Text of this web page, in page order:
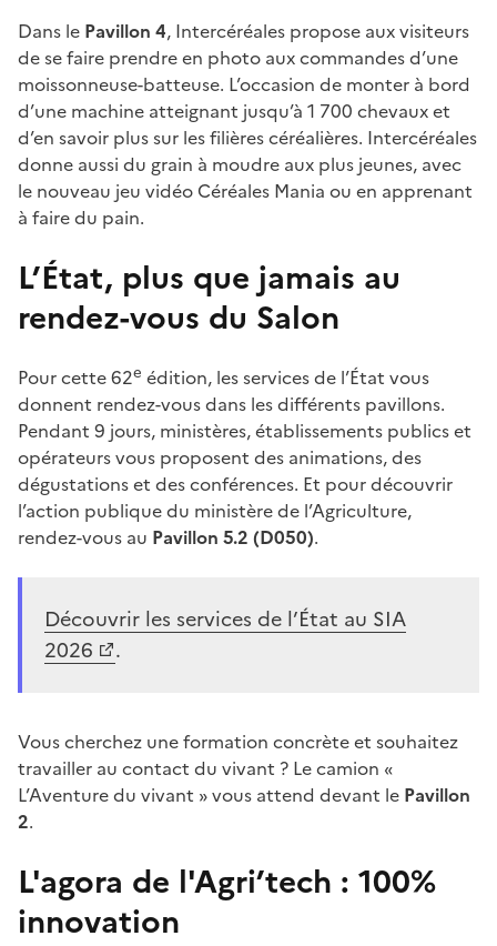
Dans le Pavillon 4, Intercéréales propose aux visiteurs
de se faire prendre en photo aux commandes d’une
moissonneuse-batteuse. L’occasion de monter à bord
d’une machine atteignant jusqu’à 1 700 chevaux et
d’en savoir plus sur les filières céréalières. Intercéréales
donne aussi du grain à moudre aux plus jeunes, avec
le nouveau jeu vidéo Céréales Mania ou en apprenant
à faire du pain.
L’État, plus que jamais au
rendez-vous du Salon
Pour cette 62e édition, les services de l’État vous
donnent rendez-vous dans les différents pavillons.
Pendant 9 jours, ministères, établissements publics et
opérateurs vous proposent des animations, des
dégustations et des conférences. Et pour découvrir
l’action publique du ministère de l’Agriculture,
rendez-vous au Pavillon 5.2 (D050).
Découvrir les services de l’État au SIA
2026
.
Vous cherchez une formation concrète et souhaitez
travailler au contact du vivant ? Le camion «
L’Aventure du vivant » vous attend devant le Pavillon
2.
L'agora de l'Agri’tech : 100%
innovation